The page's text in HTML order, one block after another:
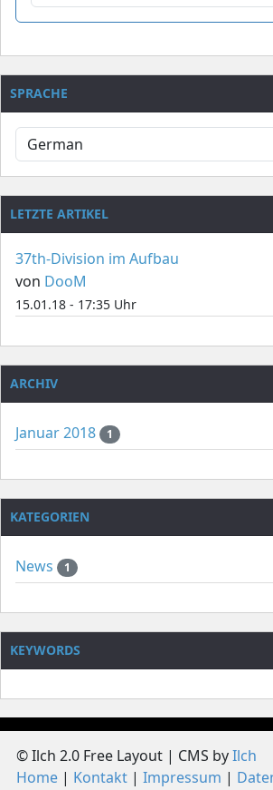
SPRACHE
LETZTE ARTIKEL
37th-Division im Aufbau
von DooM
15.01.18 - 17:35 Uhr
ARCHIV
Januar 2018 1
KATEGORIEN
News 1
KEYWORDS
© Ilch 2.0 Free Layout | CMS byIlch
Home
Kontakt Impressum